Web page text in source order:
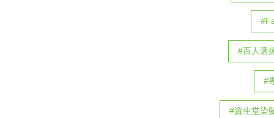
#百人選
#
#資生堂染